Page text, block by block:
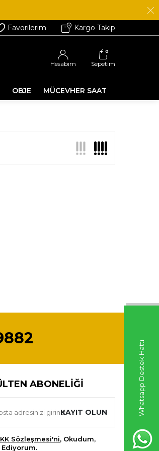
Whatsapp Destek Hattı
Favorilerim Kargo Takip
Hesabım
0
Sepetim
OBJE MÜCEVHER SAAT
ABONELIĞI
KAYIT OLUN
Sözleşmesi'ni, Okudum,
Ediyorum.